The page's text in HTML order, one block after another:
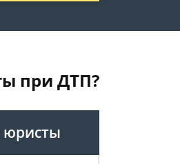
при ДТП?